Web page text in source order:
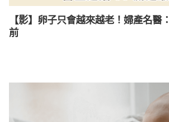
【影】卵⼦只會越來越⽼！婦產名醫
前